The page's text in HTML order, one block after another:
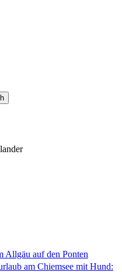
Allgäu auf den Ponten
am Chiemsee mit Hund: